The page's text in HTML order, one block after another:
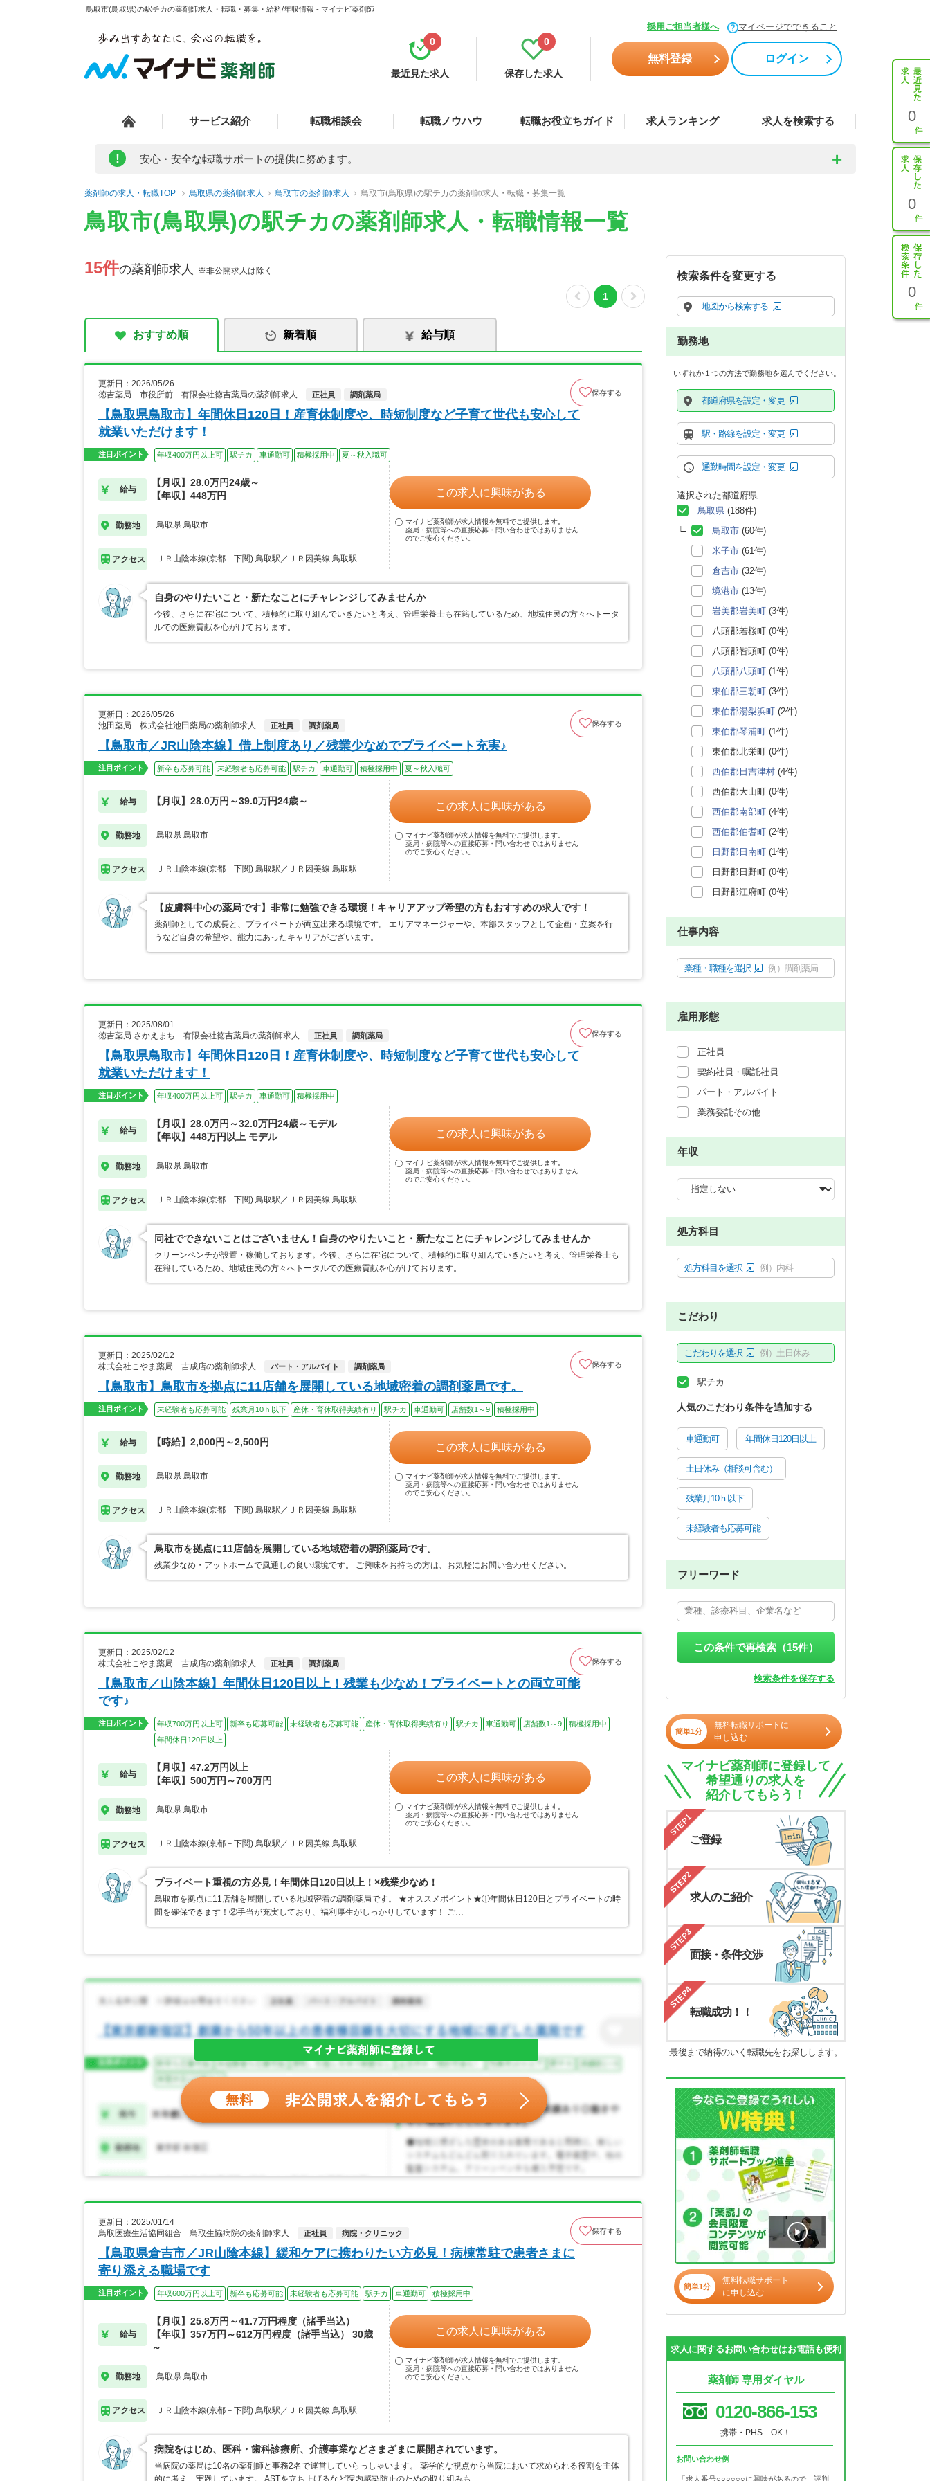
鳥取市(鳥取県)の駅チカの薬剤師求人・転職・募集・給料/年収情報 - マイナビ薬剤師
採用ご担当者様へ マイページでできること
最近見た求人
0
保存した求人
0
無料登録 ログイン
サービス紹介 転職相談会 転職ノウハウ 転職お役立ちガイド 求人ランキング 求人を検索する 0
0
0
! 安心・安全な転職サポートの提供に努めます。
薬剤師の求人・転職TOP 鳥取県の薬剤師求人 鳥取市の薬剤師求人 鳥取市(鳥取県)の駅チカの薬剤師求人・転職・募集一覧
鳥取市(鳥取県)の駅チカの薬剤師求人・転職情報一覧
15件の薬剤師求人 ※非公開求人は除く
1
おすすめ順 新着順 給与順
更新日：2026/05/26
徳吉薬局 市役所前 有限会社徳吉薬局の薬剤師求人
正社員 調剤薬局 保存する
【鳥取県鳥取市】年間休日120日！産育休制度や、時短制度など子育て世代も安心して
就業いただけます！
注目ポイント 年収400万円以上可 駅チカ 車通勤可 積極採用中 夏～秋入職可
給与
【月収】28.0万円24歳～
【年収】448万円
勤務地 鳥取県 鳥取市
アクセス ＪＲ山陰本線(京都－下関) 鳥取駅／ＪＲ因美線 鳥取駅
この求人に興味がある
マイナビ薬剤師が求人情報を無料でご提供します。
薬局・病院等への直接応募・問い合わせではありません
のでご安心ください。
自身のやりたいこと・新たなことにチャレンジしてみませんか
今後、さらに在宅について、積極的に取り組んでいきたいと考え、管理栄養士も在籍しているため、地域住民の方々へトータ
ルでの医療貢献を心がけております。
更新日：2026/05/26
池田薬局 株式会社池田薬局の薬剤師求人
正社員 調剤薬局 保存する
【鳥取市／JR山陰本線】借上制度あり／残業少なめでプライベート充実♪
注目ポイント 新卒も応募可能 未経験者も応募可能 駅チカ 車通勤可 積極採用中 夏～秋入職可
給与 【月収】28.0万円～39.0万円24歳～
勤務地 鳥取県 鳥取市
アクセス ＪＲ山陰本線(京都－下関) 鳥取駅／ＪＲ因美線 鳥取駅
この求人に興味がある
マイナビ薬剤師が求人情報を無料でご提供します。
薬局・病院等への直接応募・問い合わせではありません
のでご安心ください。
【皮膚科中心の薬局です】非常に勉強できる環境！キャリアアップ希望の方もおすすめの求人です！
薬剤師としての成長と、プライベートが両立出来る環境です。 エリアマネージャーや、本部スタッフとして企画・立案を行
うなど自身の希望や、能力にあったキャリアがございます。
更新日：2025/08/01
徳吉薬局 さかえまち 有限会社徳吉薬局の薬剤師求人
正社員 調剤薬局 保存する
【鳥取県鳥取市】年間休日120日！産育休制度や、時短制度など子育て世代も安心して
就業いただけます！
注目ポイント 年収400万円以上可 駅チカ 車通勤可 積極採用中
給与
【月収】28.0万円～32.0万円24歳～モデル
【年収】448万円以上 モデル
勤務地 鳥取県 鳥取市
アクセス ＪＲ山陰本線(京都－下関) 鳥取駅／ＪＲ因美線 鳥取駅
この求人に興味がある
マイナビ薬剤師が求人情報を無料でご提供します。
薬局・病院等への直接応募・問い合わせではありません
のでご安心ください。
同社でできないことはございません！自身のやりたいこと・新たなことにチャレンジしてみませんか
クリーンベンチが設置・稼働しております。今後、さらに在宅について、積極的に取り組んでいきたいと考え、管理栄養士も
在籍しているため、地域住民の方々へトータルでの医療貢献を心がけております。
更新日：2025/02/12
株式会社こやま薬局 吉成店の薬剤師求人
パート・アルバイト 調剤薬局 保存する
【鳥取市】鳥取市を拠点に11店舗を展開している地域密着の調剤薬局です。
注目ポイント 未経験者も応募可能 残業月10ｈ以下 産休・育休取得実績有り 駅チカ 車通勤可 店舗数1～9 積極採用中
給与 【時給】2,000円～2,500円
勤務地 鳥取県 鳥取市
アクセス ＪＲ山陰本線(京都－下関) 鳥取駅／ＪＲ因美線 鳥取駅
この求人に興味がある
マイナビ薬剤師が求人情報を無料でご提供します。
薬局・病院等への直接応募・問い合わせではありません
のでご安心ください。
鳥取市を拠点に11店舗を展開している地域密着の調剤薬局です。
残業少なめ・アットホームで風通しの良い環境です。 ご興味をお持ちの方は、お気軽にお問い合わせください。
更新日：2025/02/12
株式会社こやま薬局 吉成店の薬剤師求人
正社員 調剤薬局 保存する
【鳥取市／山陰本線】年間休日120日以上！残業も少なめ！プライベートとの両立可能
です♪
注目ポイント 年収700万円以上可 新卒も応募可能 未経験者も応募可能 産休・育休取得実績有り 駅チカ 車通勤可 店舗数1～9
積極採用中
年間休日120日以上
給与
【月収】47.2万円以上
【年収】500万円～700万円
勤務地 鳥取県 鳥取市
アクセス ＪＲ山陰本線(京都－下関) 鳥取駅／ＪＲ因美線 鳥取駅
この求人に興味がある
マイナビ薬剤師が求人情報を無料でご提供します。
薬局・病院等への直接応募・問い合わせではありません
のでご安心ください。
プライベート重視の方必見！年間休日120日以上！×残業少なめ！
鳥取市を拠点に11店舗を展開している地域密着の調剤薬局です。 ★オススメポイント★①年間休日120日とプライベートの時
間を確保できます！②手当が充実しており、福利厚生がしっかりしています！ ご…
更新日：2025/01/14
鳥取医療生活協同組合 鳥取生協病院の薬剤師求人
正社員 病院・クリニック 保存する
【鳥取県倉吉市／JR山陰本線】緩和ケアに携わりたい方必見！病棟常駐で患者さまに
寄り添える職場です
注目ポイント 年収600万円以上可 新卒も応募可能 未経験者も応募可能 駅チカ 車通勤可 積極採用中
給与
【月収】25.8万円～41.7万円程度（諸手当込）
【年収】357万円～612万円程度（諸手当込） 30歳
～
勤務地 鳥取県 鳥取市
アクセス ＪＲ山陰本線(京都－下関) 鳥取駅／ＪＲ因美線 鳥取駅
この求人に興味がある
マイナビ薬剤師が求人情報を無料でご提供します。
薬局・病院等への直接応募・問い合わせではありません
のでご安心ください。
病院をはじめ、医科・歯科診療所、介護事業などさまざまに展開されています。
当病院の薬局は10名の薬剤師と事務2名で運営していらっしゃいます。 薬学的な視点から当院において求められる役割を主体
的に考え、実践しています。 ASTを立ち上げるなど院内感染防止のための取り組みも…
検索条件を変更する
地図から検索する
勤務地
いずれか１つの方法で勤務地を選んでください。
都道府県を設定・変更
駅・路線を設定・変更
通勤時間を設定・変更
選択された都道府県
鳥取県 (188件)
鳥取市 (60件)
米子市 (61件)
倉吉市 (32件)
境港市 (13件)
岩美郡岩美町 (3件)
八頭郡若桜町 (0件)
八頭郡智頭町 (0件)
八頭郡八頭町 (1件)
東伯郡三朝町 (3件)
東伯郡湯梨浜町 (2件)
東伯郡琴浦町 (1件)
東伯郡北栄町 (0件)
西伯郡日吉津村 (4件)
西伯郡大山町 (0件)
西伯郡南部町 (4件)
西伯郡伯耆町 (2件)
日野郡日南町 (1件)
日野郡日野町 (0件)
日野郡江府町 (0件)
仕事内容
業種・職種を選択 例）調剤薬局
雇用形態
正社員
契約社員・嘱託社員
パート・アルバイト
業務委託その他
年収
処方科目
処方科目を選択 例）内科
こだわり
こだわりを選択 例）土日休み
駅チカ
人気のこだわり条件を追加する
車通勤可 年間休日120日以上
土日休み（相談可含む）
残業月10ｈ以下
未経験者も応募可能
フリーワード
この条件で再検索（15件）
検索条件を保存する
簡単1分
無料転職サポートに
申し込む
マイナビ薬剤師に登録して
希望通りの求人を
紹介してもらう！
STEP1
ご登録
STEP2
求人のご紹介
STEP3
面接・条件交渉
STEP4
転職成功！！
最後まで納得のいく転職先をお探しします。
簡単1分
無料転職サポート
に申し込む
求人に関するお問い合わせはお電話も便利
薬剤師 専用ダイヤル
0120-866-153
携帯・PHS OK！
お問い合わせ例
「求人番号○○○○○○に興味があるので、評判